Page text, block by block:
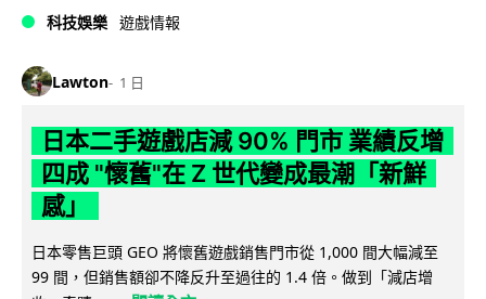
科技娛樂 遊戲情報
Lawton 1 日
日本二手遊戲店減 90% 門市 業績反增
四成 "懷舊"在 Z 世代變成最潮「新鮮
感」
日本零售巨頭 GEO 將懷舊遊戲銷售門市從 1,000 間大幅減至
99 間，但銷售額卻不降反升至過往的 1.4 倍。做到「減店增